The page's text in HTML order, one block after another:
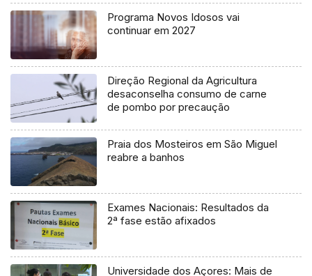
Programa Novos Idosos vai
continuar em 2027
Direção Regional da Agricultura
desaconselha consumo de carne
de pombo por precaução
Praia dos Mosteiros em São Miguel
reabre a banhos
Exames Nacionais: Resultados da
2ª fase estão afixados
Universidade dos Açores: Mais de